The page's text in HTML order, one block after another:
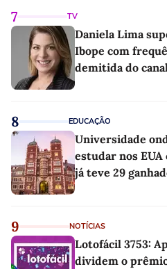
7 TV
Daniela Lima
Ibope com
demitida do
8 EDUCAÇÃO
Universidade
estudar nos EUA
já teve 29
9 NOTÍCIAS
Lotofácil 3753:
dividem o